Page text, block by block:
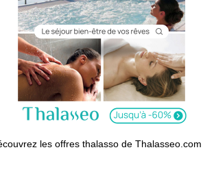
les offres thalasso de Thalasseo.com